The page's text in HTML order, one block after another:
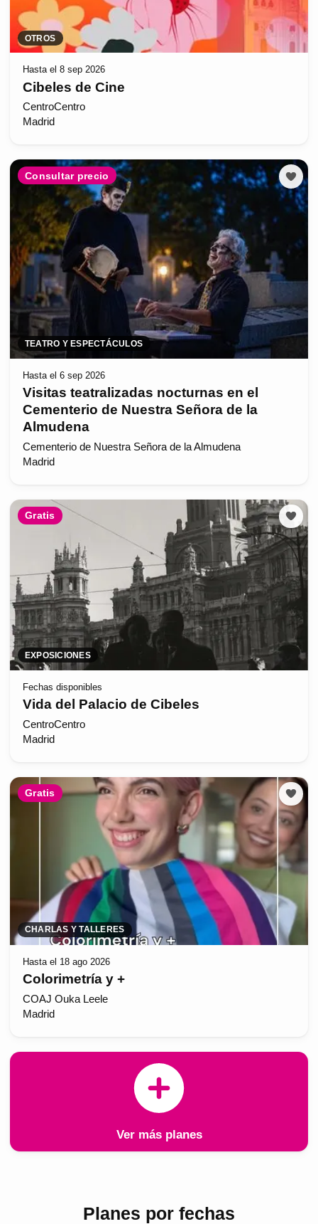
OTROS
Hasta el 8 sep 2026
Cibeles de Cine
CentroCentro
Madrid
Consultar precio
TEATRO Y ESPECTÁCULOS
Hasta el 6 sep 2026
Visitas teatralizadas nocturnas en el
Cementerio de Nuestra Señora de la
Almudena
Cementerio de Nuestra Señora de la Almudena
Madrid
Gratis
EXPOSICIONES
Fechas disponibles
Vida del Palacio de Cibeles
CentroCentro
Madrid
Gratis
CHARLAS Y TALLERES
Hasta el 18 ago 2026
Colorimetría y +
COAJ Ouka Leele
Madrid
Ver más planes
Planes por fechas